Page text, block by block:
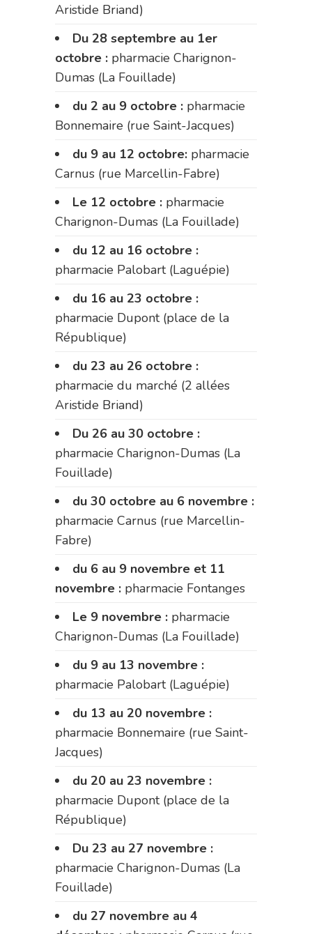
Aristide Briand)
Du 28 septembre au 1er
octobre : pharmacie Charignon-
Dumas (La Fouillade)
du 2 au 9 octobre : pharmacie
Bonnemaire (rue Saint-Jacques)
du 9 au 12 octobre: pharmacie
Carnus (rue Marcellin-Fabre)
Le 12 octobre : pharmacie
Charignon-Dumas (La Fouillade)
du 12 au 16 octobre :
pharmacie Palobart (Laguépie)
du 16 au 23 octobre :
pharmacie Dupont (place de la
République)
du 23 au 26 octobre :
pharmacie du marché (2 allées
Aristide Briand)
Du 26 au 30 octobre :
pharmacie Charignon-Dumas (La
Fouillade)
du 30 octobre au 6 novembre :
pharmacie Carnus (rue Marcellin-
Fabre)
du 6 au 9 novembre et 11
novembre : pharmacie Fontanges
Le 9 novembre : pharmacie
Charignon-Dumas (La Fouillade)
du 9 au 13 novembre :
pharmacie Palobart (Laguépie)
du 13 au 20 novembre :
pharmacie Bonnemaire (rue Saint-
Jacques)
du 20 au 23 novembre :
pharmacie Dupont (place de la
République)
Du 23 au 27 novembre :
pharmacie Charignon-Dumas (La
Fouillade)
du 27 novembre au 4